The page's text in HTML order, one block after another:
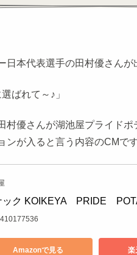
本代表選手の田村優さんが
ばれて～♪」
村優さんが湖池屋プライド
が入ると言う内容のCMです
ック KOIKEYA　PRIDE　
Amazonで見る 楽